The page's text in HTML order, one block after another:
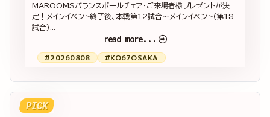
MAROOMSバランスボールチェア・ご来場者様プレゼントが決
定！メインイベント終了後、本戦第12試合～メインイベント（第18
試合）...
read more...
#20260808 #KO67OSAKA
PICK